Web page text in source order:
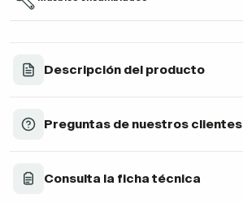
Descripción del producto
Preguntas de nuestros clientes
Consulta la ficha técnica